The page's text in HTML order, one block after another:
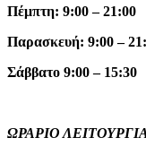
Πέμπτη: 9:00 – 21:00
Παρασκευή: 9:00 –
Σάββατο 9:00 – 15:30
ΩΡΑΡΙΟ